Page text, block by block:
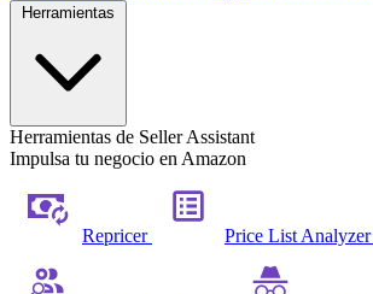
Herramientas de Seller Assistant
Impulsa tu negocio en Amazon
Repricer Price List Analyzer